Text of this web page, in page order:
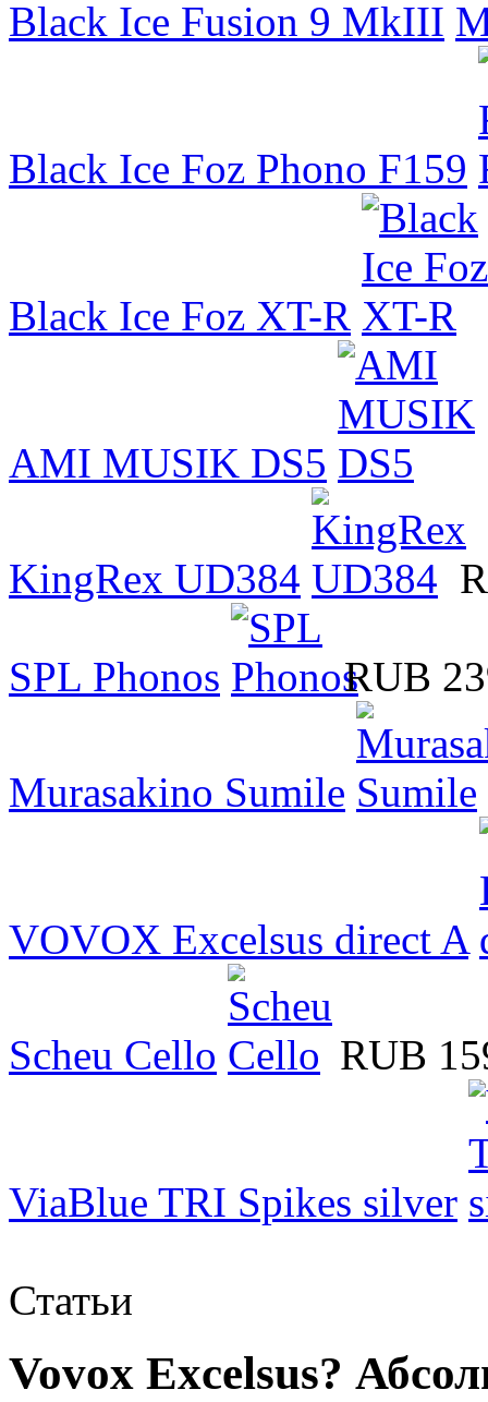
Black Ice Fusion 9 MkIII
Black Ice Foz Phono F159
Black Ice Foz XT-R
AMI MUSIK DS5
KingRex UD384
SPL Phonos RUB
Murasakino Sumile
VOVOX Excelsus direct A
Scheu Cello RUB
ViaBlue TRI Spikes silver
Статьи
Vovox Excelsus?